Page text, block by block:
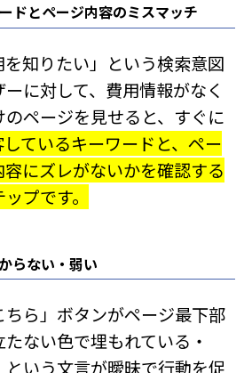
ドとページ内容のミスマッチ
を知りたい」という検索意図
に対して、費用情報がなく
ページを見せると、すぐに
ているキーワードと、ペー
にズレがないかを確認する
プです。
らない・弱い
ちら」ボタンがページ最下部
ない色で埋もれている・
という文言が曖昧で行動を促